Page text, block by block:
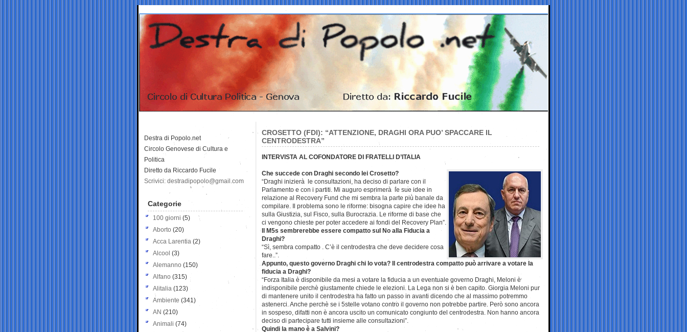
CROSETTO (FDI): “ATTENZIONE, DRAGHI ORA PUO’ SPACCARE IL
CENTRODESTRA”
INTERVISTA AL COFONDATORE DI FRATELLI D’ITALIA
Che succede con Draghi secondo lei Crosetto?
“Draghi inizierà le consultazioni, ha deciso di parlare con il
Parlamento e con i partiti. Mi auguro esprimerà le sue idee in
relazione al Recovery Fund che mi sembra la parte più banale da
compilare. Il problema sono le riforme: bisogna capire che idee ha
sulla Giustizia, sul Fisco, sulla Burocrazia. Le riforme di base che
ci vengono chieste per poter accedere ai fondi del Recovery Plan”.
Il M5s sembrerebbe essere compatto sul No alla Fiducia a
Draghi?
“Sì, sembra compatto . C’è il centrodestra che deve decidere cosa
fare..”.
Appunto, questo governo Draghi chi lo vota? Il centrodestra compatto può arrivare a votare la
fiducia a Draghi?
“Forza Italia è disponibile da mesi a votare la fiducia a un eventuale governo Draghi, Meloni è
indisponibile perchè giustamente chiede le elezioni. La Lega non si è ben capito. Giorgia Meloni pur
di mantenere unito il centrodestra ha fatto un passo in avanti dicendo che al massimo potremmo
astenerci. Anche perchè se i 5stelle votano contro il governo non potrebbe partire. Però sono ancora
in sospeso, difatti non è ancora uscito un comunicato congiunto del centrodestra. Non hanno ancora
deciso di partecipare tutti insieme alle consultazioni”.
Quindi la mano è a Salvini?
Destra di Popolo.net
Circolo Genovese di Cultura e
Politica
Diretto da Riccardo Fucile
Scrivici: destradipopolo@gmail.com
Categorie
100 giorni (5)
Aborto (20)
Acca Larentia (2)
Alcool (3)
Alemanno (150)
Alfano (315)
Alitalia (123)
Ambiente (341)
AN (210)
Animali (74)